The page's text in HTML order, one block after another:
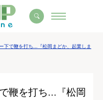
下で鞭を打ち...『松岡まどか、起業しま
鞭を打ち...『松岡